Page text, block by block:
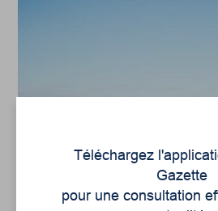
Culture
Le fleuve nous habite
Téléchargez
Gazette
pour une consultation